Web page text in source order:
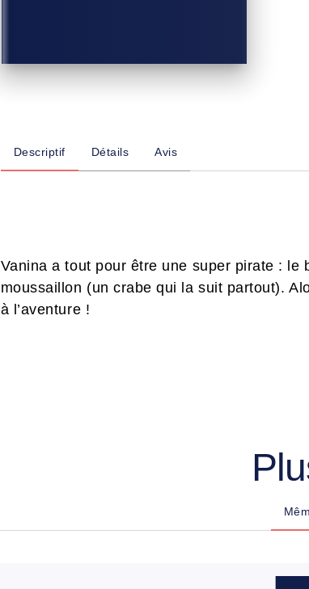
Descriptif Détails Avis
Vanina a tout pour être une super pirate : le
moussaillon (un crabe qui la suit partout).
à l’aventure !